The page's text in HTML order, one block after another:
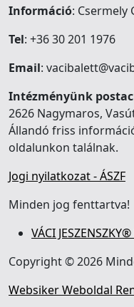
Információ: Csermely
Tel: +36 30 201 1976
Email:
Intézményünk
2626 Nagymaros,
Állandó friss
oldalunkon találnak.
Jogi nyilatkozat - ÁSZF
Minden jog fenttartva!
VÁCI
Copyright © 2026
Websiker Weboldal